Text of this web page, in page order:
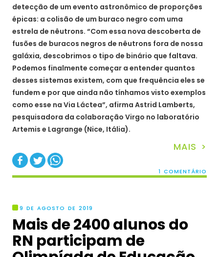
detecção de um evento astronômico de proporções
épicas: a colisão de um buraco negro com uma
estrela de nêutrons. “Com essa nova descoberta de
fusões de buracos negros de nêutrons fora de nossa
galáxia, descobrimos o tipo de binário que faltava.
Podemos finalmente começar a entender quantos
desses sistemas existem, com que frequência eles se
fundem e por que ainda não tínhamos visto exemplos
como esse na Via Láctea”, afirma Astrid Lamberts,
pesquisadora da colaboração Virgo no laboratório
Artemis e Lagrange (Nice, Itália).
MAIS >
1 COMENTÁRIO
9 DE AGOSTO DE 2019
Mais de 2400 alunos do
RN participam de